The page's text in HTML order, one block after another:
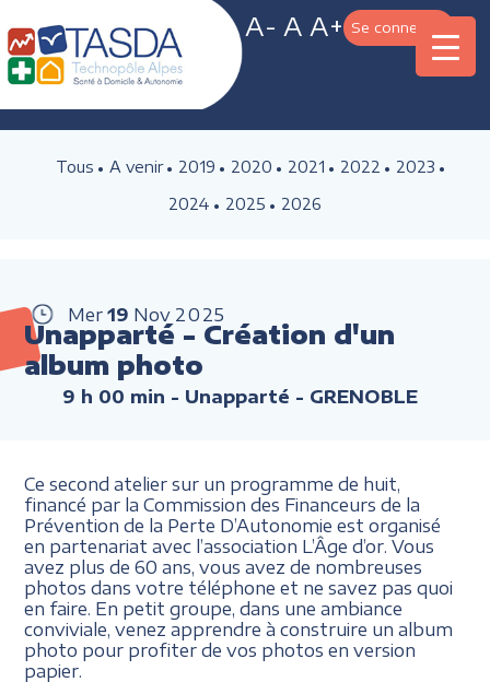
A- A A+ Se connecter
Tous A venir 2019 2020 2021 2022
2023
2024
2025 2026
Mer 19 Nov 2025
Unapparté - Création d'un
album photo
9 h 00 min - Unapparté - GRENOBLE
Ce second atelier sur un programme de huit,
financé par la Commission des Financeurs de la
Prévention de la Perte D’Autonomie est organisé
en partenariat avec l’association L’Âge d’or. Vous
avez plus de 60 ans, vous avez de nombreuses
photos dans votre téléphone et ne savez pas quoi
en faire. En petit groupe, dans une ambiance
conviviale, venez apprendre à construire un album
photo pour profiter de vos photos en version
papier.